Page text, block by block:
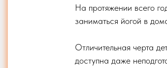
На протяжении всего
заниматься йогой в
Отличительная черта
доступна даже